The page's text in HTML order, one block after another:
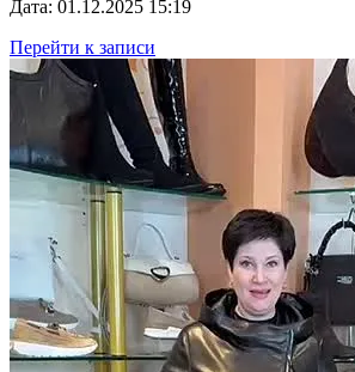
Дата: 01.12.2025 15:19
Перейти к записи